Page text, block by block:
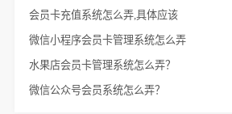
会员卡充值系统怎么弄,具体应该
微信小程序会员卡管理系统怎么弄
水果店会员卡管理系统怎么弄？
微信公众号会员系统怎么弄？